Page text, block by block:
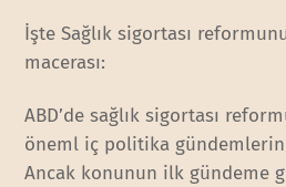
İşte Sağlık sigortası
macerası:
ABD’de sağlık sigortası
öneml iç politika
Ancak konunun ilk gündeme